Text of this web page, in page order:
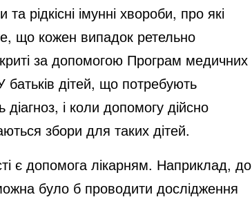
рідкісні імунні хвороби, про які
що кожен випадок ретельно
за допомогою Програм медичних
дітей, що потребують
і коли допомогу дійсно
збори для таких дітей.
є допомога лікарням. Наприклад, до
було б проводити дослідження